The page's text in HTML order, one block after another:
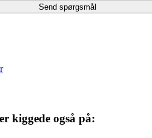
kiggede også på: